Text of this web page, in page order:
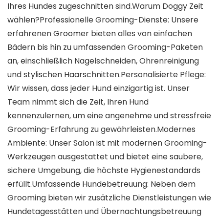
Ihres Hundes zugeschnitten sind.Warum Doggy Zeit
wählen?Professionelle Grooming-Dienste: Unsere
erfahrenen Groomer bieten alles von einfachen
Bädern bis hin zu umfassenden Grooming-Paketen
an, einschließlich Nagelschneiden, Ohrenreinigung
und stylischen Haarschnitten.Personalisierte Pflege:
Wir wissen, dass jeder Hund einzigartig ist. Unser
Team nimmt sich die Zeit, Ihren Hund
kennenzulernen, um eine angenehme und stressfreie
Grooming-Erfahrung zu gewährleisten.Modernes
Ambiente: Unser Salon ist mit modernen Grooming-
Werkzeugen ausgestattet und bietet eine saubere,
sichere Umgebung, die höchste Hygienestandards
erfüllt.Umfassende Hundebetreuung: Neben dem
Grooming bieten wir zusätzliche Dienstleistungen wie
Hundetagesstätten und Übernachtungsbetreuung